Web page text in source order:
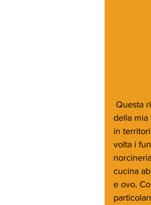
della mia
in
volta i
cucina
e ovo.